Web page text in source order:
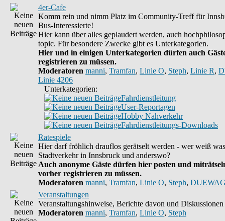
4er-Cafe
Komm rein und nimm Platz im Community-Treff für
Bus-Interessierte!
Hier kann über alles geplaudert werden, auch
topic. Für besondere Zwecke gibt es Unterkategorien.
Hier und in einigen Unterkategorien dürfen auch
registrieren zu müssen.
Moderatoren manni, Tramfan, Linie O, Steph, Linie R,
Linie 4206
Unterkategorien:
Fahrdienstleitung
User-Reportagen
Hobby Nahverkehr
Fahrdienstleitungs-Downloads
Ratespiele
Hier darf fröhlich drauflos gerätselt werden - wer weiß
Stadtverkehr in Innsbruck und anderswo?
Auch anonyme Gäste dürfen hier posten und
vorher registrieren zu müssen.
Moderatoren manni, Tramfan, Linie O, Steph,
Veranstaltungen
Veranstaltungshinweise, Berichte davon und Diskussionen
Moderatoren manni, Tramfan, Linie O, Steph